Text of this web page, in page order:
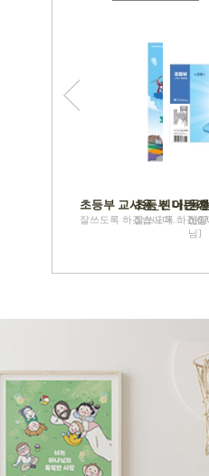
초등부 교사용_신나는
잘쓰도록 하겠습니다.....
초등부 어린
잘쓰도록 하겠
동
신
님]